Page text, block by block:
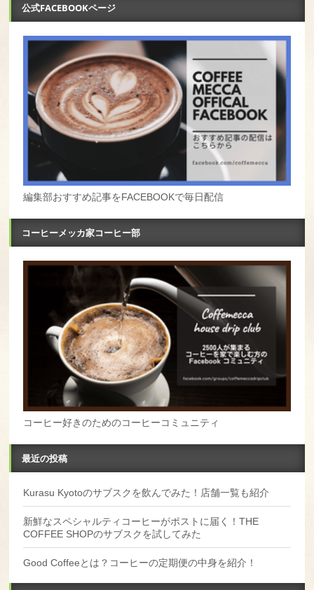
公式FACEBOOKページ
編集部おすすめ記事をFACEBOOKで毎日配信
コーヒーメッカ家コーヒー部
コーヒー好きのためのコーヒーコミュニティ
最近の投稿
Kurasu Kyotoのサブスクを飲んでみた！店舗一覧も紹介
新鮮なスペシャルティコーヒーがポストに届く！THE
COFFEE SHOPのサブスクを試してみた
Good Coffeeとは？コーヒーの定期便の中身を紹介！